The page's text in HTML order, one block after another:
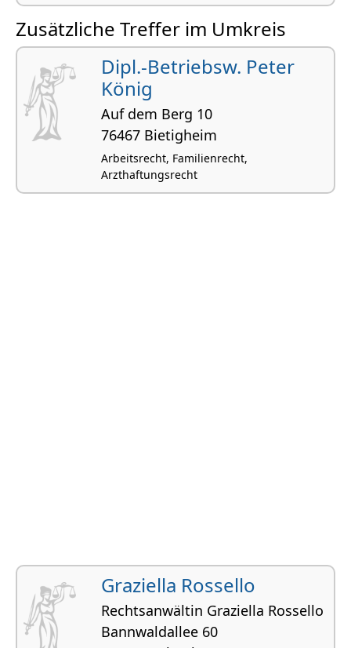
Zusätzliche Treffer im Umkreis
Dipl.-Betriebsw. Peter
König
Auf dem Berg 10
76467 Bietigheim
Arbeitsrecht, Familienrecht,
Arzthaftungsrecht
Graziella Rossello
Rechtsanwältin Graziella Rossello
Bannwaldallee 60